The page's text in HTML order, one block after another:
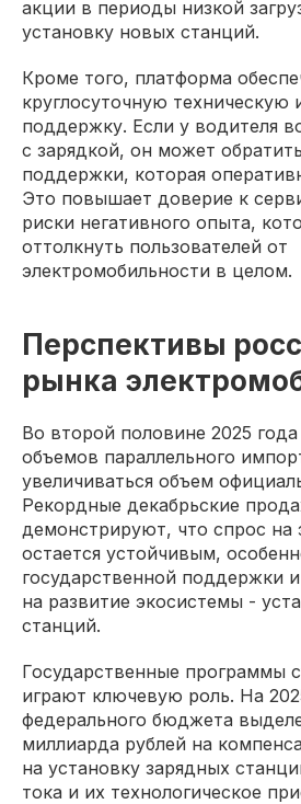
акции в периоды низкой
установку новых станций.
Кроме того, платформа
круглосуточную техническую
поддержку. Если у водителя
с зарядкой, он может
поддержки, которая
Это повышает доверие к
риски негативного опыта,
оттолкнуть пользователей от
электромобильности в целом.
Перспективы
рынка
Во второй половине 2025
объемов параллельного
увеличиваться объем
Рекордные декабрьские
демонстрируют, что спрос на
остается устойчивым,
государственной поддержки
на развитие экосистемы -
станций.
Государственные программы
играют ключевую роль. На
федерального бюджета
миллиарда рублей на
на установку зарядных
тока и их технологическое